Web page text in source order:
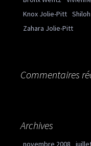
Knox Jolie-Pitt
Zahara Jolie-Pitt
Commentaires
Archives
novembre 2008